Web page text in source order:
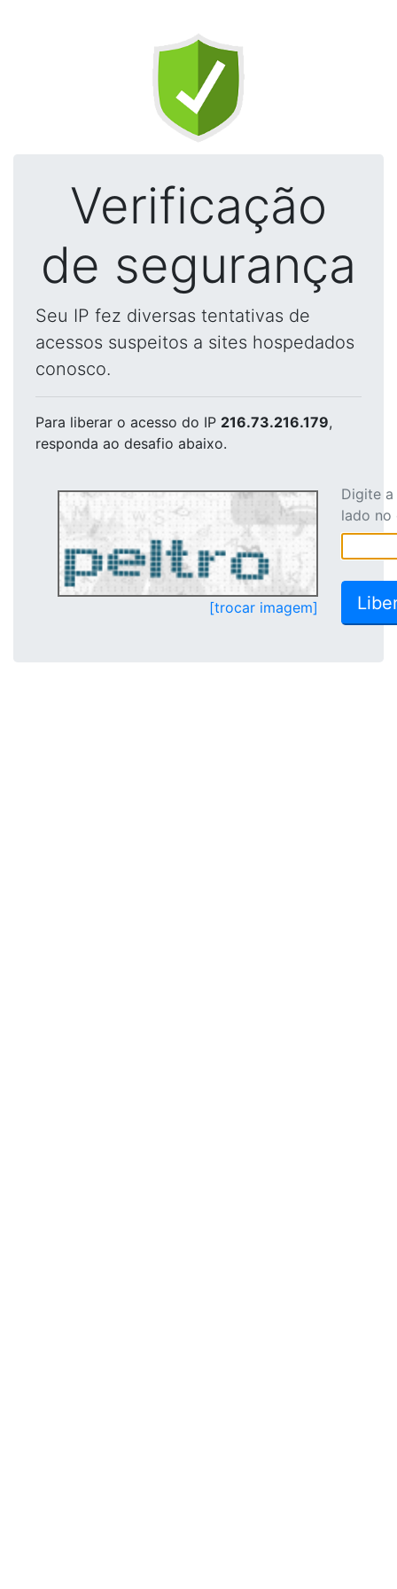
Verificação
de segurança
Seu IP fez diversas tentativas de
acessos suspeitos a sites hospedados
conosco.
Para liberar o acesso do IP 216.73.216.179,
responda ao desafio abaixo.
[trocar imagem]
Digite
lado no